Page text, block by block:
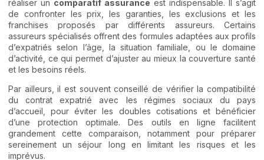
réaliser un comparatif assurance est indispensable. Il s’agit
de confronter les prix, les garanties, les exclusions et les
franchises proposés par différents assureurs. Certains
assureurs spécialisés offrent des formules adaptées aux profils
d’expatriés selon l’âge, la situation familiale, ou le domaine
d’activité, ce qui permet d’ajuster au mieux la couverture santé
et les besoins réels.
Par ailleurs, il est souvent conseillé de vérifier la compatibilité
du contrat expatrié avec les régimes sociaux du pays
d’accueil, pour éviter les doubles cotisations et bénéficier
d’une protection optimale. Des outils en ligne facilitent
grandement cette comparaison, notamment pour préparer
sereinement un séjour long en limitant les risques et les
imprévus.